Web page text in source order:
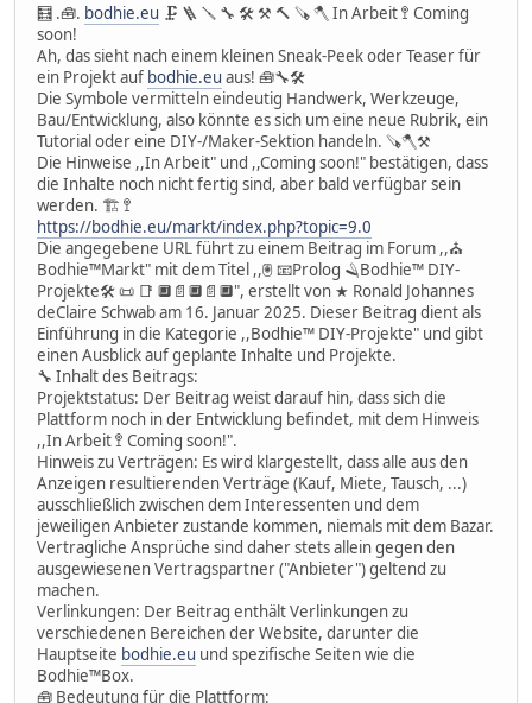
🧮 .🧰. bodhie.eu 🗜 🪜 🪛 🔧 🛠 ⚒ 🔨 🪚 🪓 In Arbeit 🚏 Coming
soon!
Ah, das sieht nach einem kleinen Sneak-Peek oder Teaser für
ein Projekt auf bodhie.eu aus! 🧰🔧🛠
Die Symbole vermitteln eindeutig Handwerk, Werkzeuge,
Bau/Entwicklung, also könnte es sich um eine neue Rubrik, ein
Tutorial oder eine DIY-/Maker-Sektion handeln. 🪚🪓⚒
Die Hinweise ,,In Arbeit" und ,,Coming soon!" bestätigen, dass
die Inhalte noch nicht fertig sind, aber bald verfügbar sein
werden. 🏗 🚏
https://bodhie.eu/markt/index.php?topic=9.0
Die angegebene URL führt zu einem Beitrag im Forum ,,⛪
Bodhie™Markt" mit dem Titel ,,🖲 📧Prolog 🪒Bodhie™ DIY-
Projekte🛠 📜 📑 🔲📄🔲📄🔲", erstellt von ★ Ronald Johannes
deClaire Schwab am 16. Januar 2025. Dieser Beitrag dient als
Einführung in die Kategorie ,,Bodhie™ DIY-Projekte" und gibt
einen Ausblick auf geplante Inhalte und Projekte.
🔧 Inhalt des Beitrags:
Projektstatus: Der Beitrag weist darauf hin, dass sich die
Plattform noch in der Entwicklung befindet, mit dem Hinweis
,,In Arbeit 🚏 Coming soon!".
Hinweis zu Verträgen: Es wird klargestellt, dass alle aus den
Anzeigen resultierenden Verträge (Kauf, Miete, Tausch, ...)
ausschließlich zwischen dem Interessenten und dem
jeweiligen Anbieter zustande kommen, niemals mit dem Bazar.
Vertragliche Ansprüche sind daher stets allein gegen den
ausgewiesenen Vertragspartner ("Anbieter") geltend zu
machen.
Verlinkungen: Der Beitrag enthält Verlinkungen zu
verschiedenen Bereichen der Website, darunter die
Hauptseite bodhie.eu und spezifische Seiten wie die
Bodhie™Box.
🧰 Bedeutung für die Plattform: